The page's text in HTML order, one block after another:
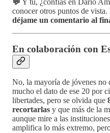
conocer otros puntos de vista.
déjame un comentario al
En colaboración con
No, la mayoría de jóvenes no
mucho el dato de ese 20 por
libertades, pero se olvida que
recortarlas y que más de la
aunque mire a las
amplifica lo más extremo,